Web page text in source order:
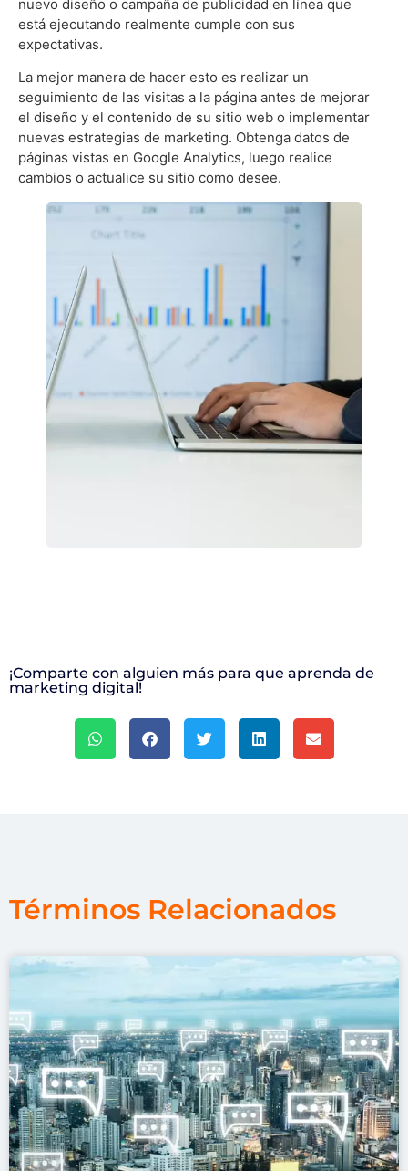
nuevo diseño o campaña de publicidad en línea que
está ejecutando realmente cumple con sus
expectativas.
La mejor manera de hacer esto es realizar un
seguimiento de las visitas a la página antes de mejorar
el diseño y el contenido de su sitio web o implementar
nuevas estrategias de marketing. Obtenga datos de
páginas vistas en Google Analytics, luego realice
cambios o actualice su sitio como desee.
¡Comparte con alguien más para que aprenda de
marketing digital!
Términos Relacionados